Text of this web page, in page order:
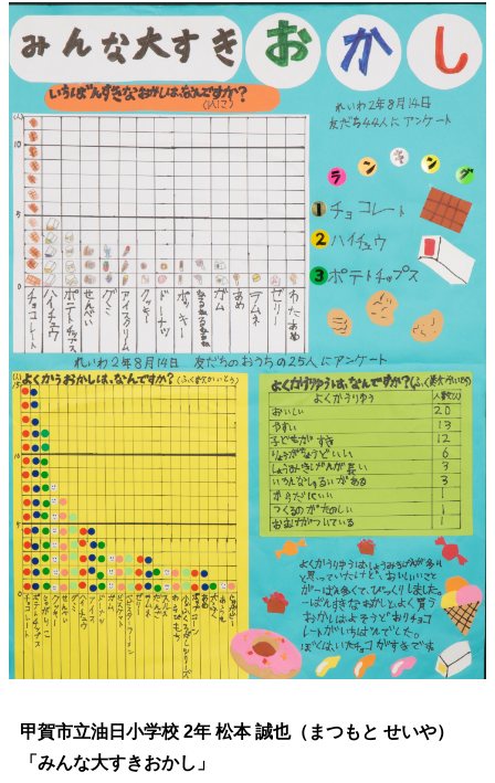
甲賀市立油日小学校 2年 松本 誠也（まつもと せいや）
「みんな大すきおかし」